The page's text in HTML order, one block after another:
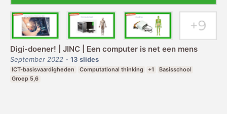
Digi-doener! | JINC | Een computer is net een mens
September 2022 - 13 slides
ICT-basisvaardigheden Computational thinking +1
Basisschool
Groep 5,6